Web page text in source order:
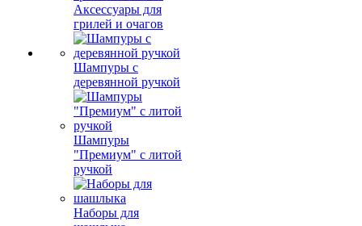
Аксессуары для
грилей и очагов
Шампуры с
деревянной ручкой
Шампуры
"Премиум" с литой
ручкой
Наборы для